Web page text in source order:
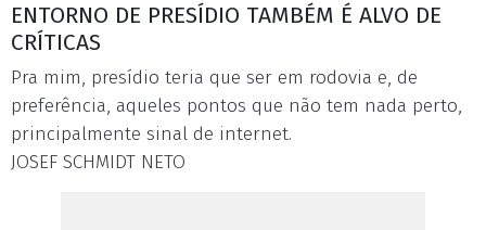
ENTORNO DE PRESÍDIO TAMBÉM É ALVO DE
CRÍTICAS
Pra mim, presídio teria que ser em rodovia e, de
preferência, aqueles pontos que não tem nada perto,
principalmente sinal de internet.
JOSEF SCHMIDT NETO